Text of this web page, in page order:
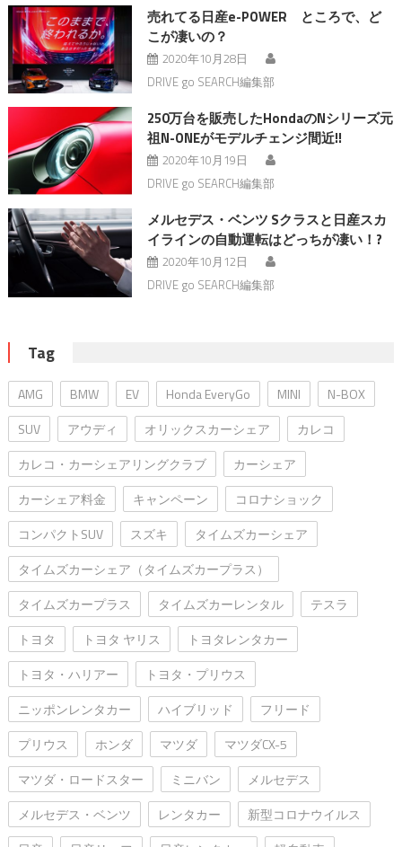
売れてる日産e-POWER ところで、ど
こが凄いの？
2020年10月28日
DRIVE go SEARCH編集部
250万台を販売したHondaのNシリーズ元
祖N-ONEがモデルチェンジ間近!!
2020年10月19日
DRIVE go SEARCH編集部
メルセデス・ベンツ Sクラスと日産スカ
イラインの自動運転はどっちが凄い！?
2020年10月12日
DRIVE go SEARCH編集部
Tag
AMG BMW EV Honda EveryGo MINI
N-BOX
SUV
アウディ オリックスカーシェア
カレコ
カレコ・カーシェアリングクラブ
カーシェア
カーシェア料金
キャンペーン
コロナショック
コンパクトSUV
スズキ
タイムズカーシェア
タイムズカーシェア（タイムズカープラス）
タイムズカープラス
タイムズカーレンタル
テスラ
トヨタ
トヨタ ヤリス
トヨタレンタカー
トヨタ・ハリアー
トヨタ・プリウス
ニッポンレンタカー
ハイブリッド
フリード
プリウス
ホンダ マツダ
マツダCX-5
マツダ・ロードスター
ミニバン
メルセデス
メルセデス・ベンツ
レンタカー
新型コロナウイルス